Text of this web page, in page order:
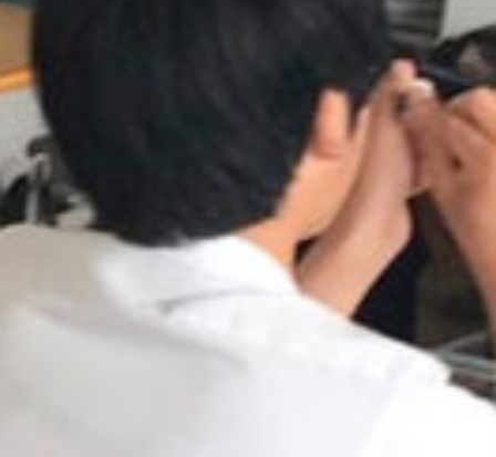
on line